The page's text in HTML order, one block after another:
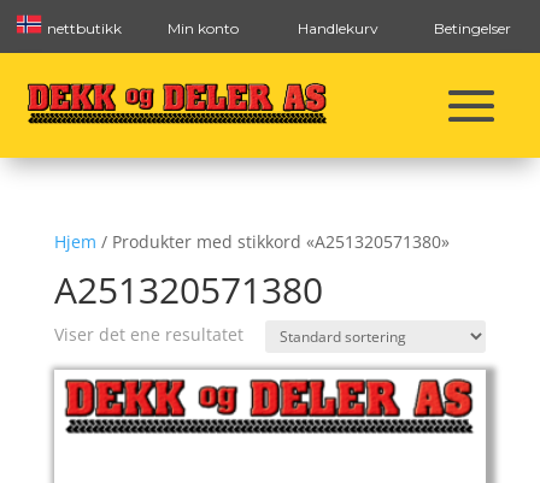
nettbutikk Min konto Handlekurv Betingelser
Hjem / Produkter med stikkord «A251320571380»
A251320571380
Viser det ene resultatet